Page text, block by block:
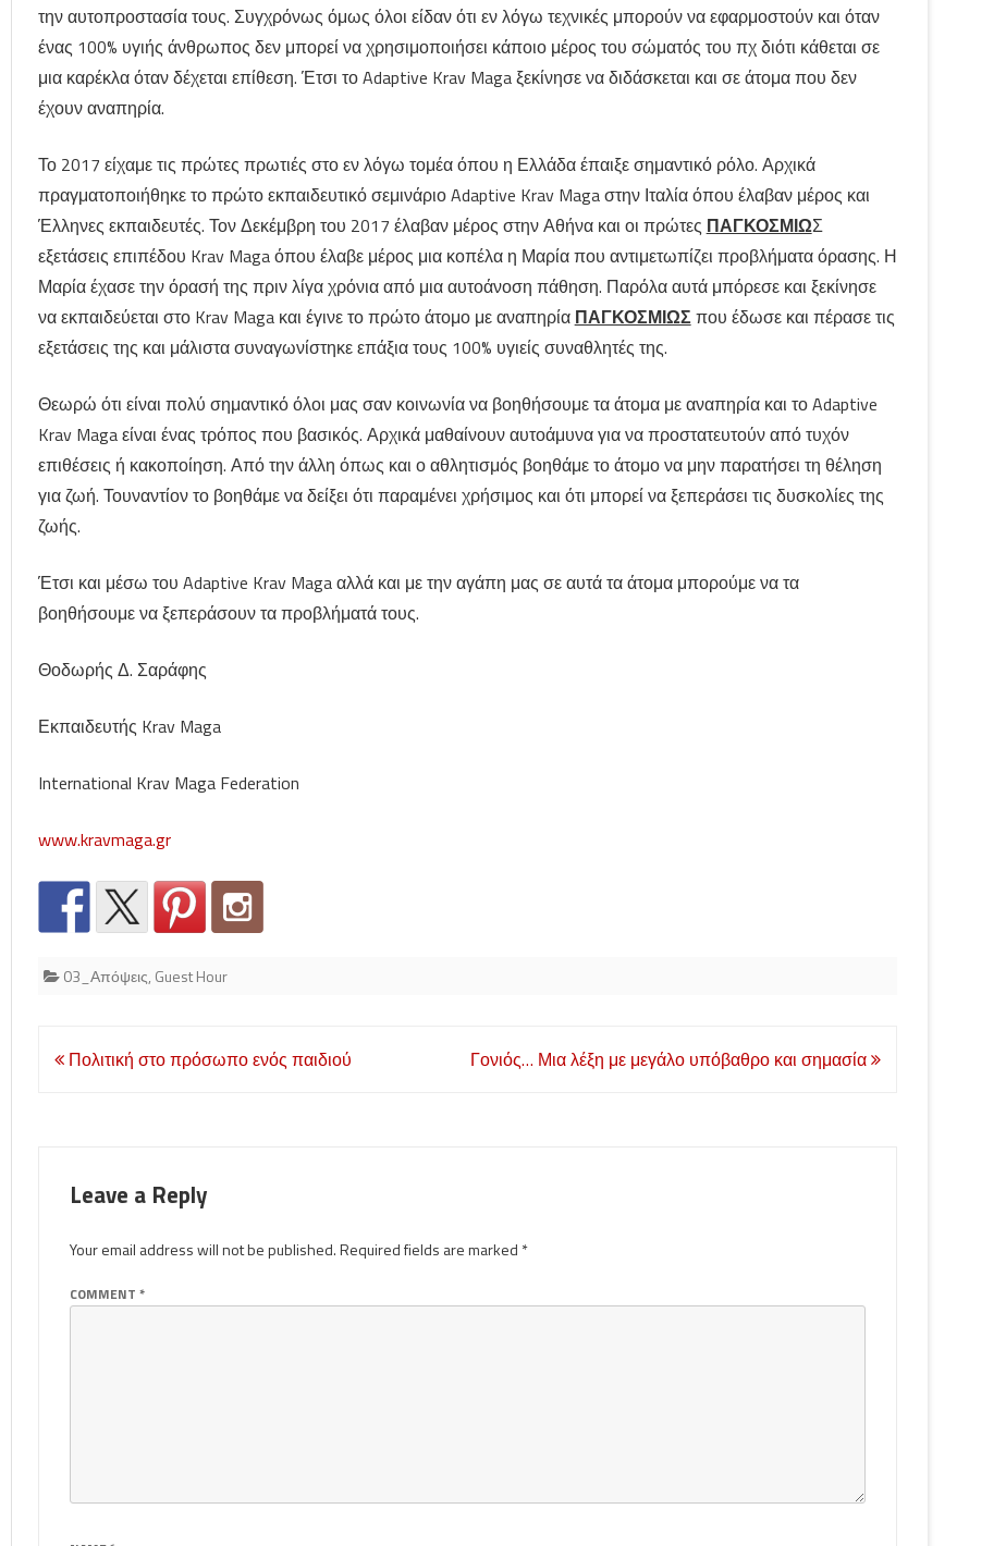
την αυτοπροστασία τους. Συγχρόνως όμως όλοι είδαν ότι εν λόγω τεχνικές μπορούν να εφαρμοστούν και όταν
ένας 100% υγιής άνθρωπος δεν μπορεί να χρησιμοποιήσει κάποιο μέρος του σώματός του πχ διότι κάθεται σε
μια καρέκλα όταν δέχεται επίθεση. Έτσι το Adaptive Krav Maga ξεκίνησε να διδάσκεται και σε άτομα που δεν
έχουν αναπηρία.
Το 2017 είχαμε τις πρώτες πρωτιές στο εν λόγω τομέα όπου η Ελλάδα έπαιξε σημαντικό ρόλο. Αρχικά
πραγματοποιήθηκε το πρώτο εκπαιδευτικό σεμινάριο Adaptive Krav Maga στην Ιταλία όπου έλαβαν μέρος και
Έλληνες εκπαιδευτές. Τον Δεκέμβρη του 2017 έλαβαν μέρος στην Αθήνα και οι πρώτες ΠΑΓΚΟΣΜΙΩΣ
εξετάσεις επιπέδου Krav Maga όπου έλαβε μέρος μια κοπέλα η Μαρία που αντιμετωπίζει προβλήματα όρασης. Η
Μαρία έχασε την όρασή της πριν λίγα χρόνια από μια αυτοάνοση πάθηση. Παρόλα αυτά μπόρεσε και ξεκίνησε
να εκπαιδεύεται στο Krav Maga και έγινε το πρώτο άτομο με αναπηρία ΠΑΓΚΟΣΜΙΩΣπου έδωσε και πέρασε τις
εξετάσεις της και μάλιστα συναγωνίστηκε επάξια τους 100% υγιείς συναθλητές της.
Θεωρώ ότι είναι πολύ σημαντικό όλοι μας σαν κοινωνία να βοηθήσουμε τα άτομα με αναπηρία και το Adaptive
Krav Maga είναι ένας τρόπος που βασικός. Αρχικά μαθαίνουν αυτοάμυνα για να προστατευτούν από τυχόν
επιθέσεις ή κακοποίηση. Από την άλλη όπως και ο αθλητισμός βοηθάμε το άτομο να μην παρατήσει τη θέληση
για ζωή. Τουναντίον το βοηθάμε να δείξει ότι παραμένει χρήσιμος και ότι μπορεί να ξεπεράσει τις δυσκολίες της
ζωής.
Έτσι και μέσω του Adaptive Krav Maga αλλά και με την αγάπη μας σε αυτά τα άτομα μπορούμε να τα
βοηθήσουμε να ξεπεράσουν τα προβλήματά τους.
Θοδωρής Δ. Σαράφης
Εκπαιδευτής Krav Maga
International Krav Maga Federation
www.kravmaga.gr
03_Απόψεις, Guest Hour
Post
Πολιτική στο πρόσωπο ενός παιδιού Γονιός… Μια λέξη με μεγάλο υπόβαθρο και σημασία
Leave a Reply
Your email address will not be published.Required fields are marked *
COMMENT *